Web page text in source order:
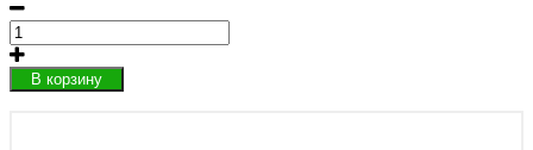
В корзину